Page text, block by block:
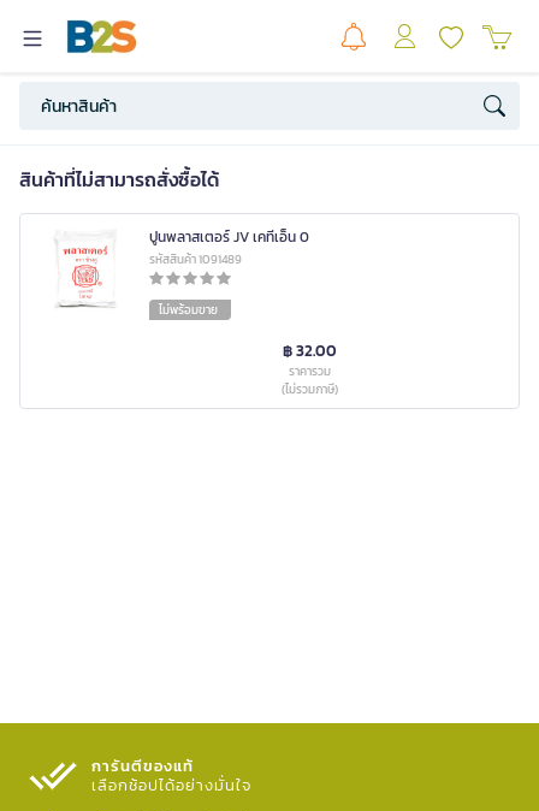
สินค้าที่ไม่สามารถสั่งซื้อได้
ปูนพลาสเตอร์ JV เคทีเอ็น 0
รหัสสินค้า 1091489
ไม่พร้อมขาย
฿ 32.00
ราคารวม
(ไม่รวมภาษี)
การันตีของแท้
เลือกช้อปได้อย่างมั่นใจ​